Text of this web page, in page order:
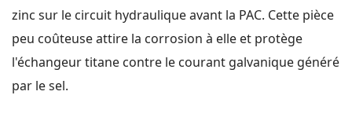
zinc sur le circuit hydraulique avant la PAC. Cette pièce
peu coûteuse attire la corrosion à elle et protège
l'échangeur titane contre le courant galvanique généré
par le sel.